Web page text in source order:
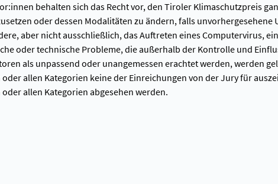
behalten sich das Recht vor, den Tiroler Klimaschutzpreis
oder dessen Modalitäten zu ändern, falls
aber nicht ausschließlich, das Auftreten eines Computervirus,
oder technische Probleme, die außerhalb der Kontrolle und
als unpassend oder unangemessen erachtet werden, werden
allen Kategorien keine der Einreichungen von der Jury für
allen Kategorien abgesehen werden.